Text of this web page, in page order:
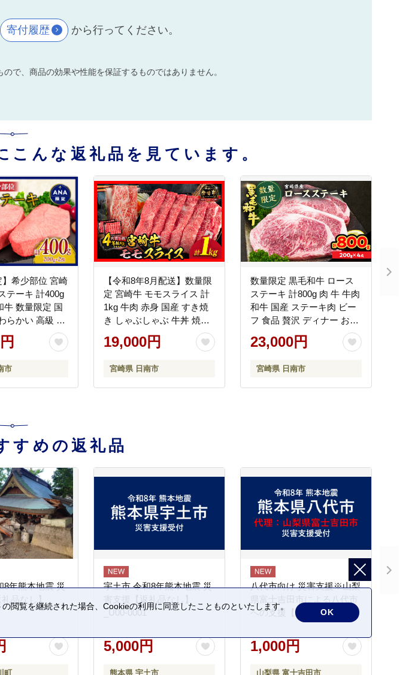
寄付履歴 から行ってください。
で、商品の効果や性能を保証するものではありません。
んな返礼品を見ています。
】希少部位 宮崎
テーキ 計400g
牛 数量限定 国
らかい 高級 上
ず おつまみ ご
記念日 ギフト
人気 おすすめ
ランド牛 冷凍
市
【令和8年8月配送】数量限
定 宮崎牛 モモスライス 計
1kg 牛肉 赤身 国産 すき焼
き しゃぶしゃぶ 牛丼 焼肉
BBQ バーベキュー 鉄板焼
き 人気 おすすめ 高級 ギフ
お祝い ミヤチク 選べる 宮
崎県 日南市 送料無料
19,000円
宮崎県 日南市
数量限定 黒毛和牛 ロース
ステーキ 計800g 肉 牛 牛肉
和牛 国産 ステーキ肉 ビー
フ 食品 贅沢 ディナー おか
ず 晩ご飯 食べ応え 赤身 焼
肉 鉄板焼き BBQ バーベキ
ト 贈り物 贈答 ご褒美 ミヤ
チク 冷凍 宮崎県 日南市 送
23,000円
宮崎県 日南市
すめの返礼品
8年熊本地震 災
品なし】
町
宇土市 令和8年熊本地震 災
害支援【返礼品なし】
_U00-0001
5,000円
熊本県 宇土市
八代市向け 災害支援※山梨
県富士吉田市による八代市
への支援【返礼品なし】
1,000円
山梨県 富士吉田市
閲覧を継続された場合、Cookieの利用に同意したことものといたします。
OK